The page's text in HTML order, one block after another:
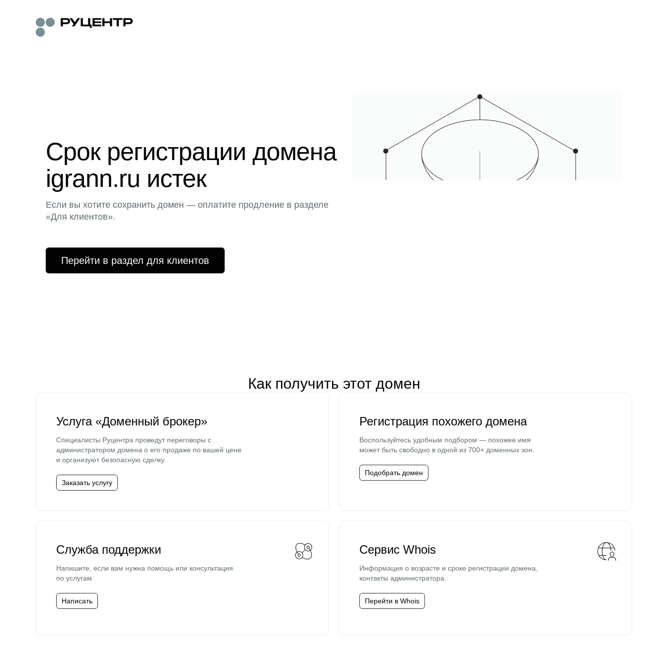
Срок регистрации домена
igrann.ru истек
Если вы хотите сохранить домен — оплатите продление в разделе
«Для клиентов».
Перейти в раздел для клиентов
Как получить этот домен
Услуга «Доменный брокер»
Специалисты Руцентра проведут переговоры с
администратором домена о его продаже по вашей цене
и организуют безопасную сделку.
Заказать услугу
Регистрация похожего домена
Воспользуйтесь удобным подбором — похожее имя
может быть свободно в одной из 700+ доменных зон.
Подобрать домен
Служба поддержки
Напишите, если вам нужна помощь или консультация
по услугам.
Написать
Сервис Whois
Информация о возрасте и сроке регистрации домена,
контакты администратора.
Перейти в Whois